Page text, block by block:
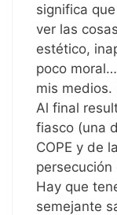
significa
ver las
estético,
poco
mis medios.
Al final
fiasco (una
COPE y de
persecución
Hay que
semejante